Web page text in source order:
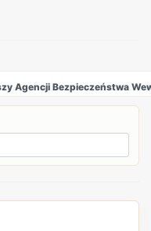
Agencji Bezpieczeństwa